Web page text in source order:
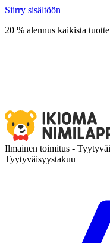
Siirry sisältöön
20 % alennus kaikista
Ilmainen toimitus -
Tyytyväisyystakuu